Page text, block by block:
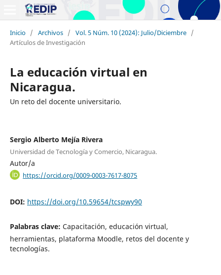
Inicio / Archivos / Vol. 5 Núm. 10 (2024): Julio/Diciembre /
Artículos de Investigación
La educación virtual en
Nicaragua.
Un reto del docente universitario.
Sergio Alberto Mejía Rivera
Universidad de Tecnología y Comercio, Nicaragua.
Autor/a
https://orcid.org/0009-0003-7617-8075
DOI: https://doi.org/10.59654/tcspwy90
Palabras clave: Capacitación, educación virtual,
herramientas, plataforma Moodle, retos del docente y
tecnologías.